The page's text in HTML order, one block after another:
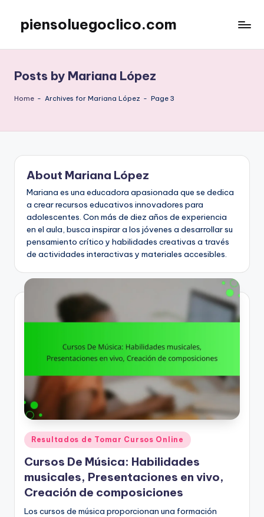
content
piensoluegoclico.com
Posts by Mariana López
Home - Archives for Mariana López - Page 3
About Mariana López
Mariana es una educadora apasionada que se dedica
a crear recursos educativos innovadores para
adolescentes. Con más de diez años de experiencia
en el aula, busca inspirar a los jóvenes a desarrollar su
pensamiento crítico y habilidades creativas a través
de actividades interactivas y materiales accesibles.
Posted
in
Resultados de Tomar Cursos Online
Cursos De Música: Habilidades
musicales, Presentaciones en vivo,
Creación de composiciones
Los cursos de música proporcionan una formación